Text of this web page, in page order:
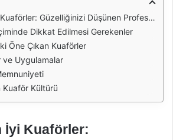
Güzelliğinizi Düşünen Profesyoneller
Dikkat Edilmesi Gerekenler
Öne Çıkan Kuaförler
ve Uygulamalar
Kuaför Kültürü
İyi Kuaförler: